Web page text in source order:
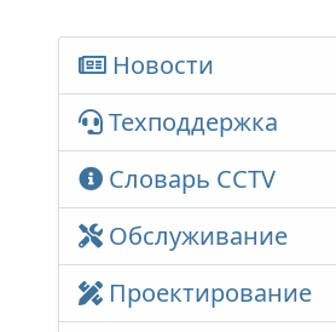
Новости
Техподдержка
Словарь CCTV
Обслуживание
Проектирование